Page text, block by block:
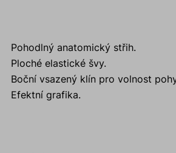
Pohodlný anatomický střih.
Ploché elastické švy.
Boční vsazený klín pro volnost
Efektní grafika.